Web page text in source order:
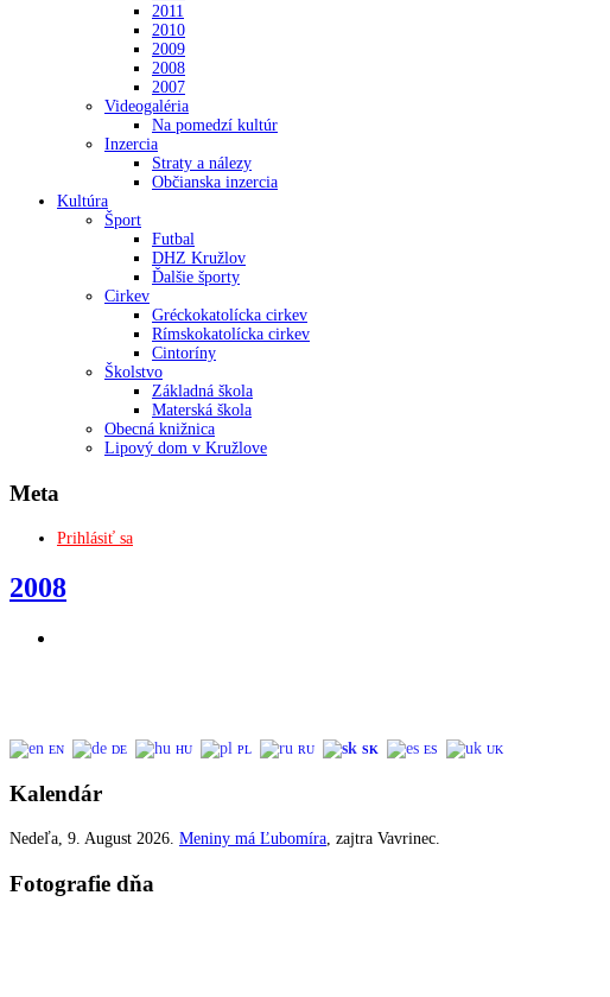
2011
2010
2009
2008
2007
Videogaléria
Na pomedzí kultúr
Inzercia
Straty a nálezy
Občianska inzercia
Kultúra
Šport
Futbal
DHZ Kružlov
Ďalšie športy
Cirkev
Gréckokatolícka cirkev
Rímskokatolícka cirkev
Cintoríny
Školstvo
Základná škola
Materská škola
Obecná knižnica
Lipový dom v Kružlove
Meta
Prihlásiť sa
2008
EN DE HU PL RU SK ES UK
Kalendár
Nedeľa , 9. August 2026. Meniny má Ľubomíra , zajtra Vavrinec
Fotografie dňa